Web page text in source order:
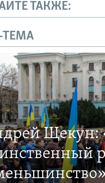
ТАКЖЕ:
ТЕМА
Щекун: